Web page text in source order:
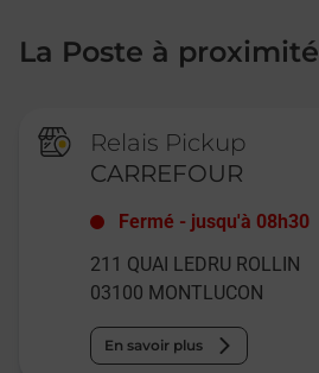
La Poste à proximité
Relais Pickup
CARREFOUR
Fermé - jusqu'à 08h30
211 QUAI LEDRU ROLLIN
03100 MONTLUCON
En savoir plus